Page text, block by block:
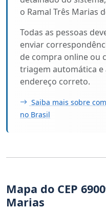
o Ramal Três Marias
Todas as pessoas
enviar
de compra online ou
triagem automática e
endereço correto.
Saiba mais sobre
no Brasil
Mapa do CEP
Marias